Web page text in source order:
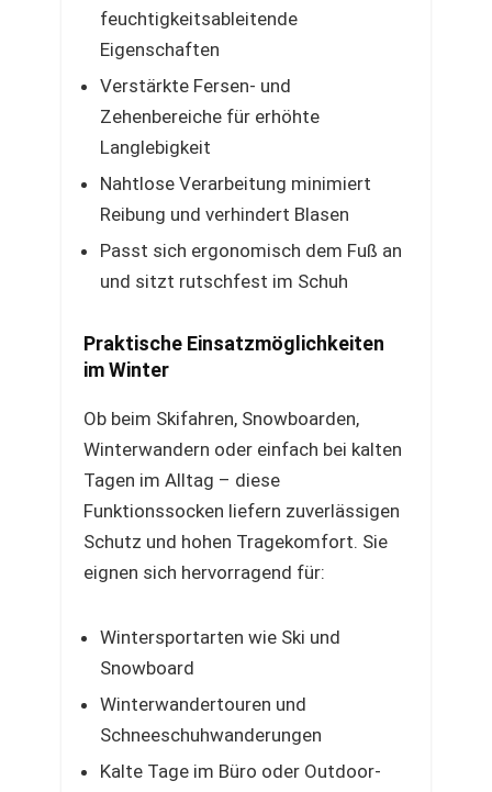
feuchtigkeitsableitende
Eigenschaften
Verstärkte Fersen- und
Zehenbereiche für erhöhte
Langlebigkeit
Nahtlose Verarbeitung minimiert
Reibung und verhindert Blasen
Passt sich ergonomisch dem Fuß an
und sitzt rutschfest im Schuh
Praktische Einsatzmöglichkeiten
im Winter
Ob beim Skifahren, Snowboarden,
Winterwandern oder einfach bei kalten
Tagen im Alltag – diese
Funktionssocken liefern zuverlässigen
Schutz und hohen Tragekomfort. Sie
eignen sich hervorragend für:
Wintersportarten wie Ski und
Snowboard
Winterwandertouren und
Schneeschuhwanderungen
Kalte Tage im Büro oder Outdoor-